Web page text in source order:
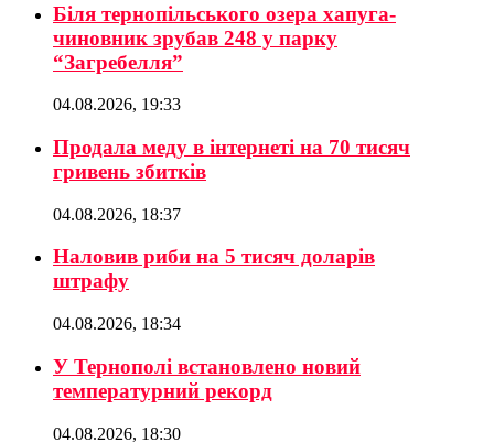
Біля тернопільського озера хапуга-
чиновник зрубав 248 у парку
“Загребелля”
04.08.2026, 19:33
Продала меду в інтернеті на 70 тисяч
гривень збитків
04.08.2026, 18:37
Наловив риби на 5 тисяч доларів
штрафу
04.08.2026, 18:34
У Тернополі встановлено новий
температурний рекорд
04.08.2026, 18:30